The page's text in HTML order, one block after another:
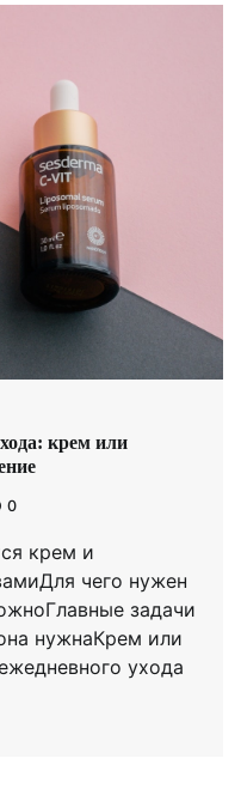
крем или
0
крем и
чего нужен
задачи
нужнаКрем или
ухода